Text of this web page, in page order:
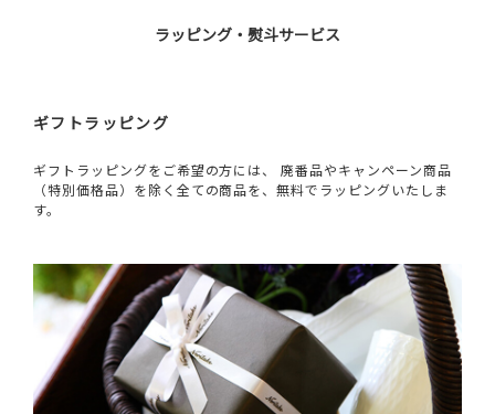
ラッピング・熨斗サービス
ギフトラッピング
ギフトラッピングをご希望の方には、 廃番品やキャンペーン商品
（特別価格品）を除く全ての商品を、無料でラッピングいたしま
す。